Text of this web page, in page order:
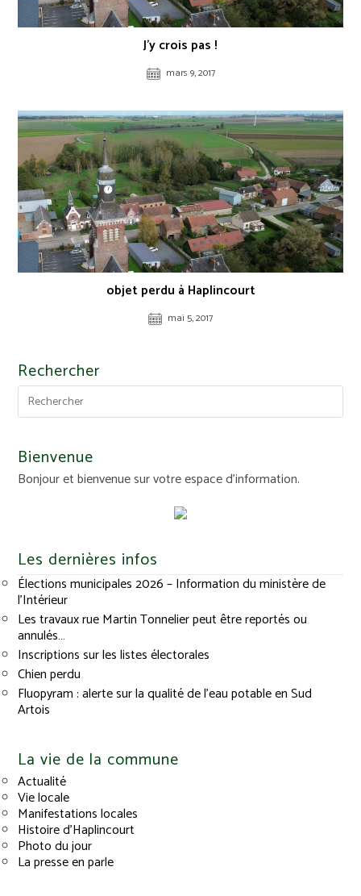
J’y crois pas !
mars 9, 2017
objet perdu à Haplincourt
mai 5, 2017
Rechercher
Bienvenue
Bonjour et bienvenue sur votre espace d'information.
Les dernières infos
Élections municipales 2026 – Information du ministère de
l’Intérieur
Les travaux rue Martin Tonnelier peut être reportés ou
annulés…
Inscriptions sur les listes électorales
Chien perdu
Fluopyram : alerte sur la qualité de l’eau potable en Sud
Artois
La vie de la commune
Actualité
Vie locale
Manifestations locales
Histoire d’Haplincourt
Photo du jour
La presse en parle